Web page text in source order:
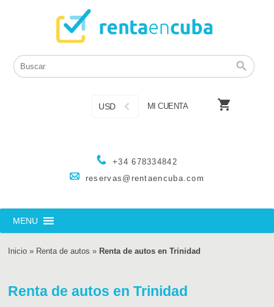
+34 678334842
reservas@rentaencuba.com
USD MI CUENTA 
MENU
Inicio » Renta de autos » Renta de autos en Trinidad
Renta de autos en Trinidad